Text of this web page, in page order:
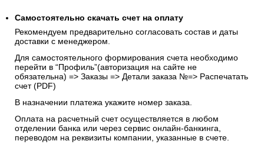
Самостоятельно скачать счет на оплату
Рекомендуем предварительно согласовать состав и даты
доставки с менеджером.
Для самостоятельного формирования счета необходимо
перейти в “Профиль”(авторизация на сайте не
обязательна) => Заказы => Детали заказа №=> Распечатать
счет (PDF)
В назначении платежа укажите номер заказа.
Оплата на расчетный счет осуществляется в любом
отделении банка или через сервис онлайн-банкинга,
переводом на реквизиты компании, указанные в счете.